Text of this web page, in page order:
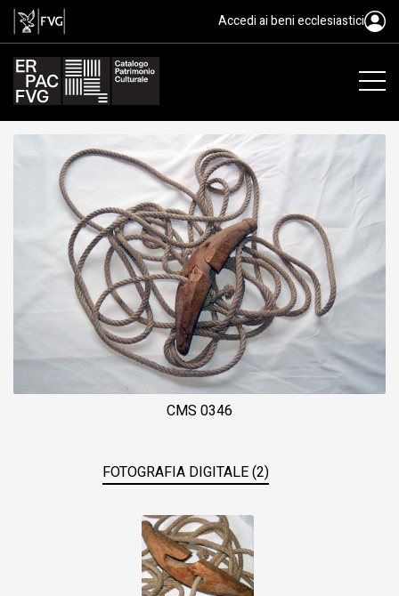
spola da fieno con fune, klònke
Accedi ai beni ecclesiastici
CMS 0346
FOTOGRAFIA DIGITALE (2)